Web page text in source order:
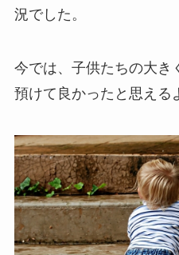
況でした。
今では、子供たちの大き
預けて良かったと思える